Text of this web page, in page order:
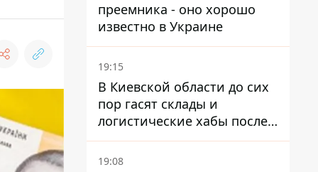
преемника - оно хорошо
известно в Украине
19:15
В Киевской области до сих
пор гасят склады и
логистические хабы после
прилетов ракет - ГСЧС
19:08